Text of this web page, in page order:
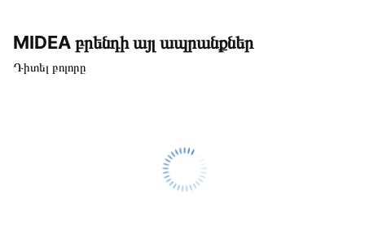
MIDEA բրենդի այլ ապրանքներ
Դիտել բոլորը